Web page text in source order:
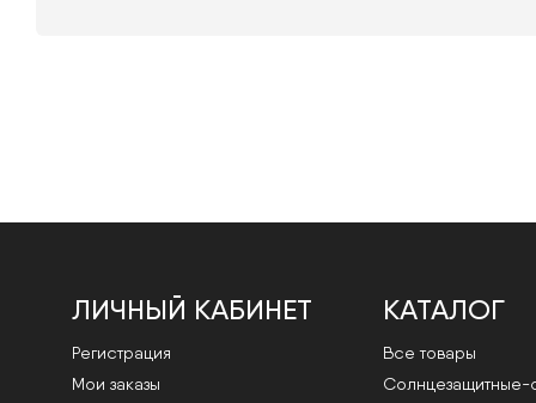
ЛИЧНЫЙ КАБИНЕТ
Регистрация
Мои заказы
КАТАЛОГ
Все товары
Cолнцезащитные-